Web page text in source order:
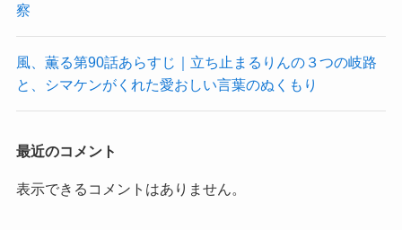
察
風、薫る第90話あらすじ｜立ち止まるりんの３つの岐路
と、シマケンがくれた愛おしい言葉のぬくもり
最近のコメント
表示できるコメントはありません。